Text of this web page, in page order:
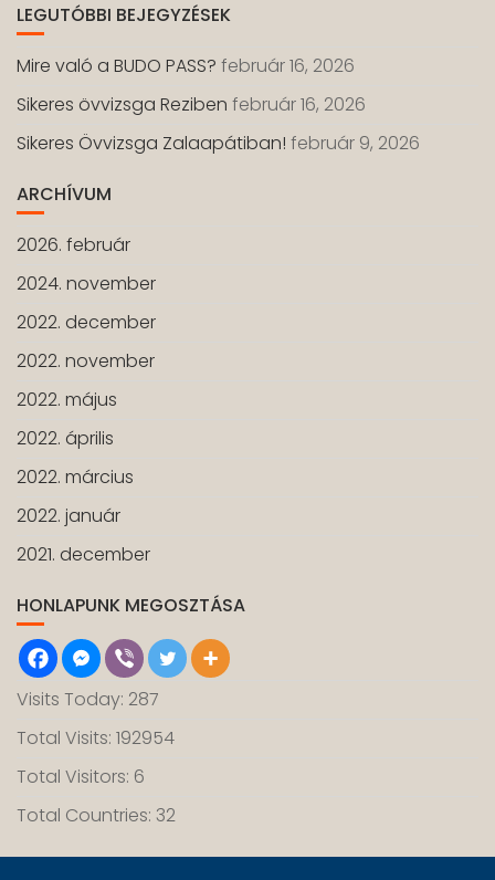
LEGUTÓBBI BEJEGYZÉSEK
Mire való a BUDO PASS? február 16, 2026
Sikeres övvizsga Reziben február 16, 2026
Sikeres Övvizsga Zalaapátiban! február 9, 2026
ARCHÍVUM
2026. február
2024. november
2022. december
2022. november
2022. május
2022. április
2022. március
2022. január
2021. december
HONLAPUNK MEGOSZTÁSA
Visits Today: 287
Total Visits: 192954
Total Visitors: 6
Total Countries: 32